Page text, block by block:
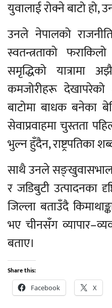
युवालाई रोक्ने बाटो हो,
उनले नेपालको
स्वतन्त्रताको
समृद्धिको यात्रामा
कमजोरीहरू देखापरेको
बाटोमा बाधक बनेका
सेवाप्रवाहमा चुस्तता
भुल्न हुँदैन, राष्ट्रपतिका
साथै उनले
र जडिबुटी उत्पादनका
जिल्ला बताउँदै
भए चीनसँग
बताए।
Share this:
Facebook X